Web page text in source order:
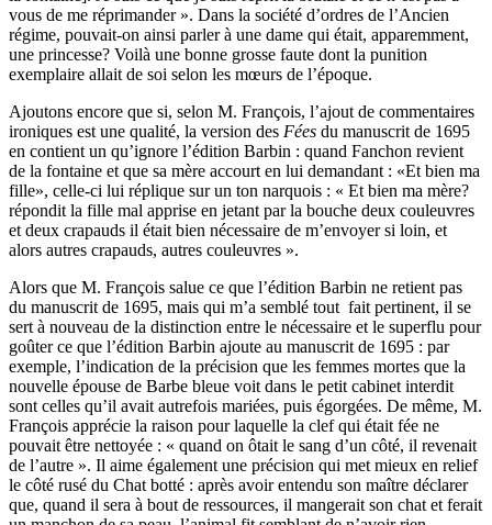
vous de me réprimander ». Dans la société d’ordres de l’Ancien
régime, pouvait-on ainsi parler à une dame qui était, apparemment,
une princesse? Voilà une bonne grosse faute dont la punition
exemplaire allait de soi selon les mœurs de l’époque.
Ajoutons encore que si, selon M. François, l’ajout de commentaires
ironiques est une qualité, la version des Fées du manuscrit de 1695
en contient un qu’ignore l’édition Barbin : quand Fanchon revient
de la fontaine et que sa mère accourt en lui demandant : «Et bien ma
fille», celle-ci lui réplique sur un ton narquois : « Et bien ma mère?
répondit la fille mal apprise en jetant par la bouche deux couleuvres
et deux crapauds il était bien nécessaire de m’envoyer si loin, et
alors autres crapauds, autres couleuvres ».
Alors que M. François salue ce que l’édition Barbin ne retient pas
du manuscrit de 1695, mais qui m’a semblé tout fait pertinent, il se
sert à nouveau de la distinction entre le nécessaire et le superflu pour
goûter ce que l’édition Barbin ajoute au manuscrit de 1695 : par
exemple, l’indication de la précision que les femmes mortes que la
nouvelle épouse de Barbe bleue voit dans le petit cabinet interdit
sont celles qu’il avait autrefois mariées, puis égorgées. De même, M.
François apprécie la raison pour laquelle la clef qui était fée ne
pouvait être nettoyée : « quand on ôtait le sang d’un côté, il revenait
de l’autre ». Il aime également une précision qui met mieux en relief
le côté rusé du Chat botté : après avoir entendu son maître déclarer
que, quand il sera à bout de ressources, il mangerait son chat et ferait